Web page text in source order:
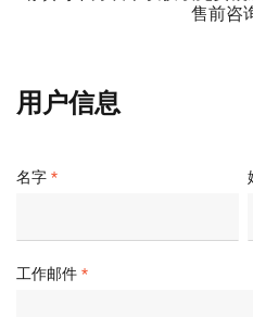
售前咨
用户信息
名字
工作邮件